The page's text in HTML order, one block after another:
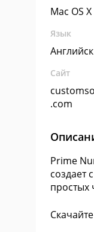
Mac OS X
Язык
Сайт
.com
Prime
создает
простых